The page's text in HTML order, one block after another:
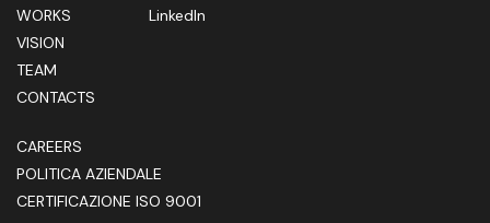
WORKS
VISION
TEAM
CONTACTS
LinkedIn
CAREERS
POLITICA AZIENDALE
CERTIFICAZIONE ISO 9001